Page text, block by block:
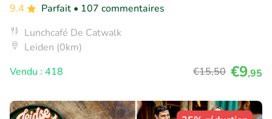
9.4
Parfait • 107 commentaires
Lunchcafé De Catwalk
Leiden (0km)
Vendu : 418
€15,50 €9,95